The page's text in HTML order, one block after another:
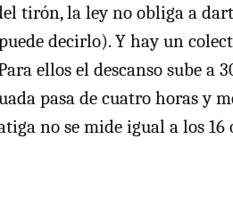
tirón, la ley no obliga a
decirlo). Y hay un
ellos el descanso sube a
pasa de cuatro horas y
no se mide igual a los 16